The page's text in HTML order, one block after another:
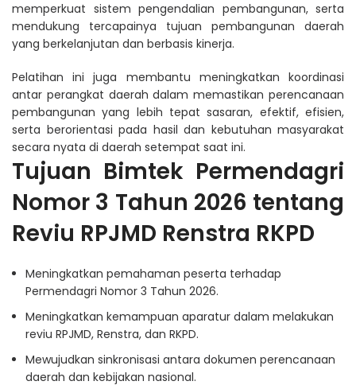
memperkuat sistem pengendalian pembangunan, serta
mendukung tercapainya tujuan pembangunan daerah
yang berkelanjutan dan berbasis kinerja.
Pelatihan ini juga membantu meningkatkan koordinasi
antar perangkat daerah dalam memastikan perencanaan
pembangunan yang lebih tepat sasaran, efektif, efisien,
serta berorientasi pada hasil dan kebutuhan masyarakat
secara nyata di daerah setempat saat ini.
Tujuan Bimtek Permendagri
Nomor 3 Tahun 2026 tentang
Reviu RPJMD Renstra RKPD
Meningkatkan pemahaman peserta terhadap
Permendagri Nomor 3 Tahun 2026.
Meningkatkan kemampuan aparatur dalam melakukan
reviu RPJMD, Renstra, dan RKPD.
Mewujudkan sinkronisasi antara dokumen perencanaan
daerah dan kebijakan nasional.